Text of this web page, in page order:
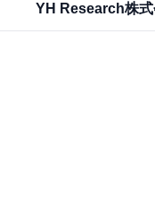
YH Research株